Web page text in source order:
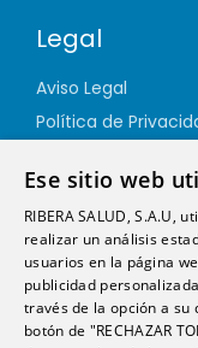
Legal
Aviso Legal
Política de
Política de Calidad
Política de
Canal Ético
Dirección
Ese sitio web
RIBERA SALUD, S.A.U,
realizar un análisis
usuarios en la página
publicidad
través de la opción a su
botón de "RECHAZAR